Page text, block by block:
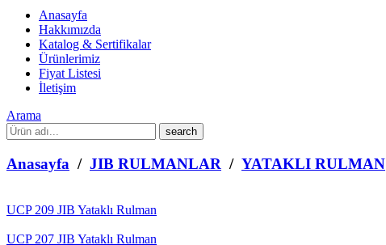
Anasayfa
Hakkımızda
Katalog & Sertifikalar
Ürünlerimiz
Fiyat Listesi
İletişim
Arama
What
are
you
looking
Anasayfa / JIB RULMANLAR / YATAKLI RULMAN
UCP 209 JIB Yataklı Rulman
UCP 207 JIB Yataklı Rulman